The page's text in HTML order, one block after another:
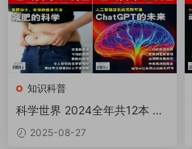
知识科普
科学世界 2024全年共12本 PD
F
2025-08-27